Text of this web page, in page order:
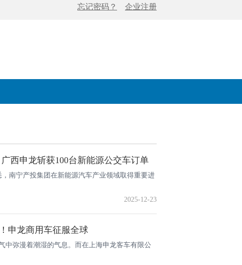
西申龙斩获100台新能源公交车订单
，南宁产投集团在新能源汽车产业领域取得重要进
2025-12-23
申龙商用车征服全球
中弥漫着潮湿的气息。而在上海申龙客车有限公